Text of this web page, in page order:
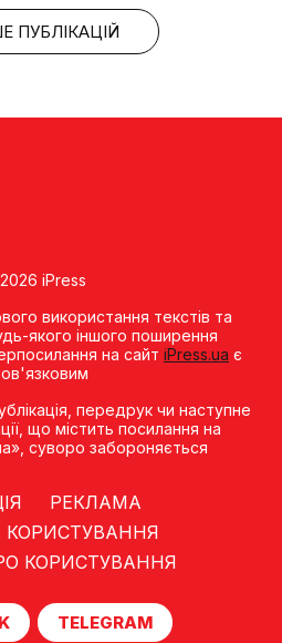
ПУБЛІКАЦІЙ
iPress
використання текстів та
якого іншого поширення
на сайт iPress.ua є
передрук чи наступне
що мiстить посилання на
суворо забороняється
РЕКЛАМА
КОРИСТУВАННЯ
TELEGRAM